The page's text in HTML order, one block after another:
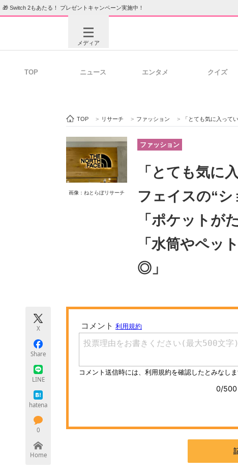
🎁 Switch 2もあたる！ プレゼントキャンペーン実施中！
メディア
ビジネスと働き方のヒント
モノづくり技術者専門サイト
TOP ニュース エンタメ クイズ
TOP > リサーチ > ファッション > 「とても気に入っています」 ザ・ノ
画像：ねとらぼリサーチ
ファッション
「とても気に
フェイスの“
「ポケットが
「水筒やペッ
◎」
X
Share
LINE
hatena
0
Home